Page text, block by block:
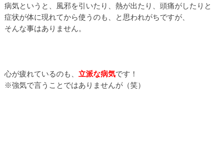
病気というと、風邪を引いたり、熱が出たり、頭痛がしたりと
症状が体に現れてから使うのも、と思われがちですが、
そんな事はありません。
心が疲れているのも、 立派な病気です！
※強気で言うことではありませんが（笑）